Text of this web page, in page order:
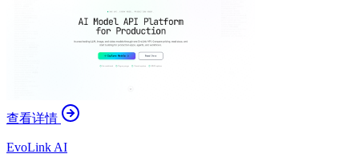
查看详情
EvoLink AI